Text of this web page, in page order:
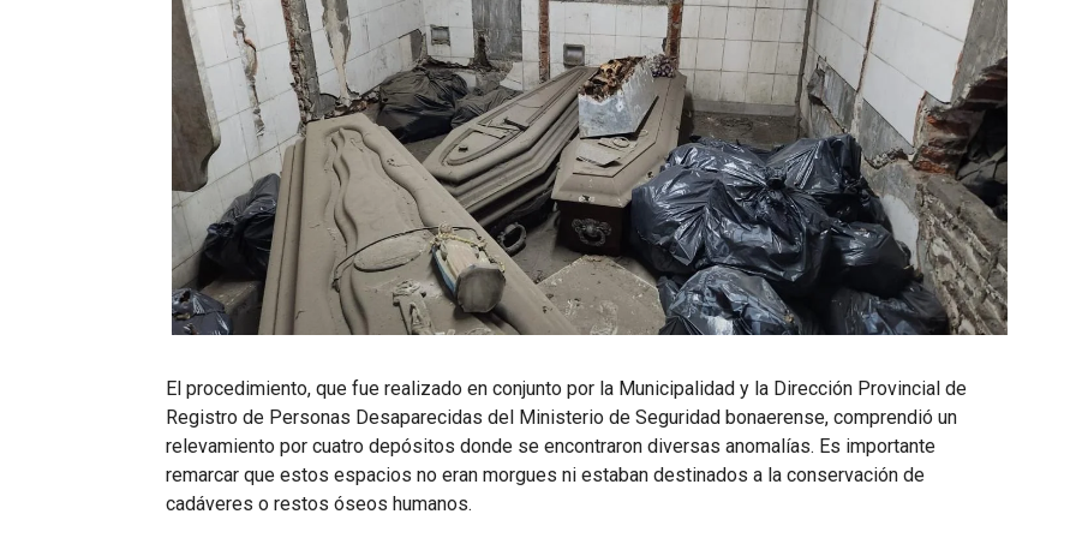
El procedimiento, que fue realizado en conjunto por la Municipalidad y la Dirección Provincial de
Registro de Personas Desaparecidas del Ministerio de Seguridad bonaerense, comprendió un
relevamiento por cuatro depósitos donde se encontraron diversas anomalías. Es importante
remarcar que estos espacios no eran morgues ni estaban destinados a la conservación de
cadáveres o restos óseos humanos.